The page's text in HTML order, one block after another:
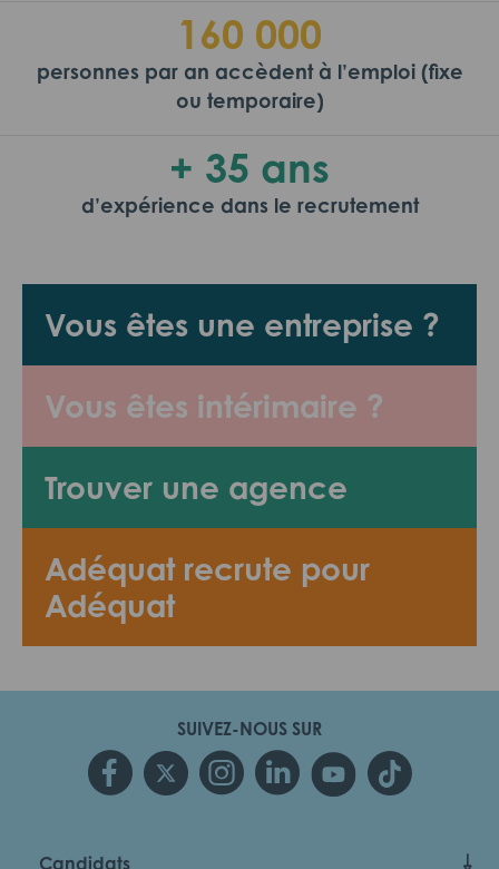
Vous êtes une entreprise ?
Vous êtes intérimaire ?
Trouver une agence
Adéquat recrute pour
Adéquat
160 000
personnes par an accèdent à l’emploi (fixe
ou temporaire)
+ 35 ans
d’expérience dans le recrutement
SUIVEZ-NOUS SUR
Candidats